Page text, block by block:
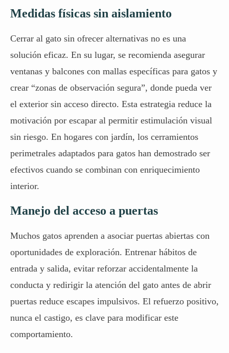
Medidas físicas sin aislamiento
Cerrar al gato sin ofrecer alternativas no es una
solución eficaz. En su lugar, se recomienda asegurar
ventanas y balcones con mallas específicas para gatos y
crear “zonas de observación segura”, donde pueda ver
el exterior sin acceso directo. Esta estrategia reduce la
motivación por escapar al permitir estimulación visual
sin riesgo. En hogares con jardín, los cerramientos
perimetrales adaptados para gatos han demostrado ser
efectivos cuando se combinan con enriquecimiento
interior.
Manejo del acceso a puertas
Muchos gatos aprenden a asociar puertas abiertas con
oportunidades de exploración. Entrenar hábitos de
entrada y salida, evitar reforzar accidentalmente la
conducta y redirigir la atención del gato antes de abrir
puertas reduce escapes impulsivos. El refuerzo positivo,
nunca el castigo, es clave para modificar este
comportamiento.